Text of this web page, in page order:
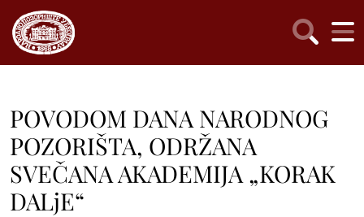
POVODOM DANA NARODNOG
POZORIŠTA, ODRŽANA
SVEČANA AKADEMIJA „KORAK
DALjE“